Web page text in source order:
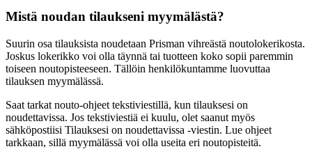
Mistä noudan tilaukseni myymälästä?
Suurin osa tilauksista noudetaan Prisman vihreästä noutolokerikosta.
Joskus lokerikko voi olla täynnä tai tuotteen koko sopii paremmin
toiseen noutopisteeseen. Tällöin henkilökuntamme luovuttaa
tilauksen myymälässä.
Saat tarkat nouto-ohjeet tekstiviestillä, kun tilauksesi on
noudettavissa. Jos tekstiviestiä ei kuulu, olet saanut myös
sähköpostiisi Tilauksesi on noudettavissa -viestin. Lue ohjeet
tarkkaan, sillä myymälässä voi olla useita eri noutopisteitä.